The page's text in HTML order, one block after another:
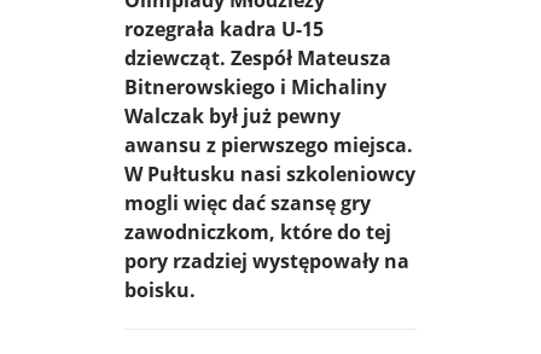
rozegrała kadra U-15
dziewcząt. Zespół Mateusza
Bitnerowskiego i Michaliny
Walczak był już pewny
awansu z pierwszego miejsca.
W Pułtusku nasi szkoleniowcy
mogli więc dać szansę gry
zawodniczkom, które do tej
pory rzadziej występowały na
boisku.